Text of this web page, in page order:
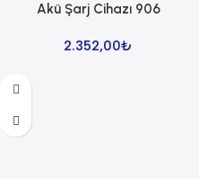
Akü Şarj Cihazı 906
2.352,00₺